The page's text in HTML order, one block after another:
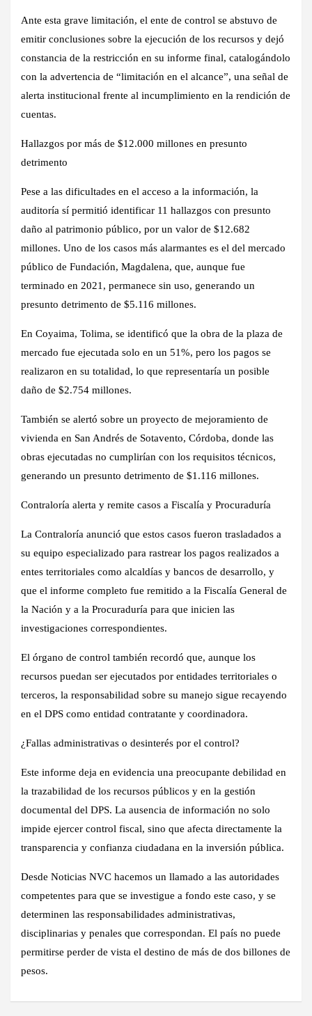
Ante esta grave limitación, el ente de control se abstuvo de
emitir conclusiones sobre la ejecución de los recursos y dejó
constancia de la restricción en su informe final, catalogándolo
con la advertencia de “limitación en el alcance”, una señal de
alerta institucional frente al incumplimiento en la rendición de
cuentas.
Hallazgos por más de $12.000 millones en presunto
detrimento
Pese a las dificultades en el acceso a la información, la
auditoría sí permitió identificar 11 hallazgos con presunto
daño al patrimonio público, por un valor de $12.682
millones. Uno de los casos más alarmantes es el del mercado
público de Fundación, Magdalena, que, aunque fue
terminado en 2021, permanece sin uso, generando un
presunto detrimento de $5.116 millones.
En Coyaima, Tolima, se identificó que la obra de la plaza de
mercado fue ejecutada solo en un 51%, pero los pagos se
realizaron en su totalidad, lo que representaría un posible
daño de $2.754 millones.
También se alertó sobre un proyecto de mejoramiento de
vivienda en San Andrés de Sotavento, Córdoba, donde las
obras ejecutadas no cumplirían con los requisitos técnicos,
generando un presunto detrimento de $1.116 millones.
Contraloría alerta y remite casos a Fiscalía y Procuraduría
La Contraloría anunció que estos casos fueron trasladados a
su equipo especializado para rastrear los pagos realizados a
entes territoriales como alcaldías y bancos de desarrollo, y
que el informe completo fue remitido a la Fiscalía General de
la Nación y a la Procuraduría para que inicien las
investigaciones correspondientes.
El órgano de control también recordó que, aunque los
recursos puedan ser ejecutados por entidades territoriales o
terceros, la responsabilidad sobre su manejo sigue recayendo
en el DPS como entidad contratante y coordinadora.
¿Fallas administrativas o desinterés por el control?
Este informe deja en evidencia una preocupante debilidad en
la trazabilidad de los recursos públicos y en la gestión
documental del DPS. La ausencia de información no solo
impide ejercer control fiscal, sino que afecta directamente la
transparencia y confianza ciudadana en la inversión pública.
Desde Noticias NVC hacemos un llamado a las autoridades
competentes para que se investigue a fondo este caso, y se
determinen las responsabilidades administrativas,
disciplinarias y penales que correspondan. El país no puede
permitirse perder de vista el destino de más de dos billones de
pesos.